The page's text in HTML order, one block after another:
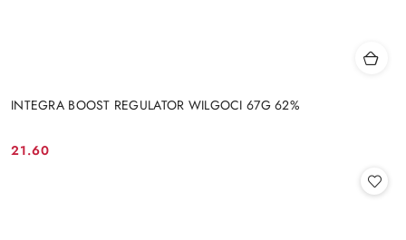
INTEGRA BOOST REGULATOR WILGOCI 67G 62%
Cena:
21.60